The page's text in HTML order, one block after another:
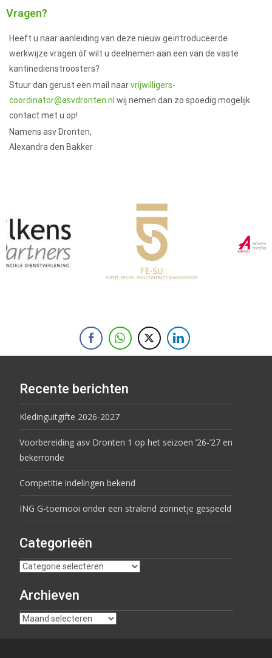
Vragen?
Heeft u naar aanleiding van deze nieuw geïntroduceerde
werkwijze vragen óf wilt u deelnemen aan een van de vaste
kantinedienstroosters?
Stuur dan gerust een mail naarvrijwilligers-
coordinator@asvdronten.nl wij nemen dan zo spoedig mogelijk
contact met u op!
Namens asv Dronten,
Alexandra den Bakker
Recente berichten
Kledinguitgifte 2026-2027
Voorbereiding asv Dronten 1 op het seizoen ’26-’27 en
bekerronde
Competitie indelingen bekend
ING G-toernooi onder een stralend zonnetje gespeeld
Categorieën
Archieven